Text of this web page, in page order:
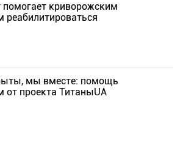
помогает криворожским
реабилитироваться
мы вместе: помощь
от проекта ТитаныUA